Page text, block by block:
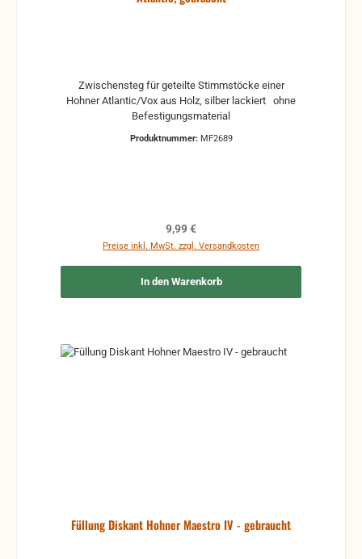
Zwischensteg für geteilte Stimmstöcke einer
Hohner Atlantic/Vox aus Holz, silber lackiert ohne
Befestigungsmaterial
Produktnummer: MF2689
Regulärer Preis:
9,99 €
Preise inkl. MwSt. zzgl. Versandkosten
In den Warenkorb
Füllung Diskant Hohner Maestro IV - gebraucht